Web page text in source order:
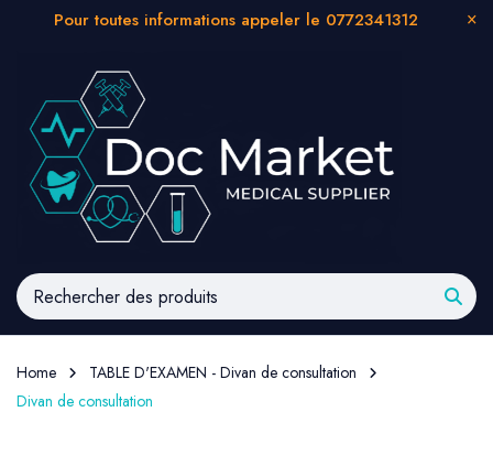
Pour toutes informations appeler le 0772341312
Home
TABLE D'EXAMEN - Divan de consultation
Divan de consultation